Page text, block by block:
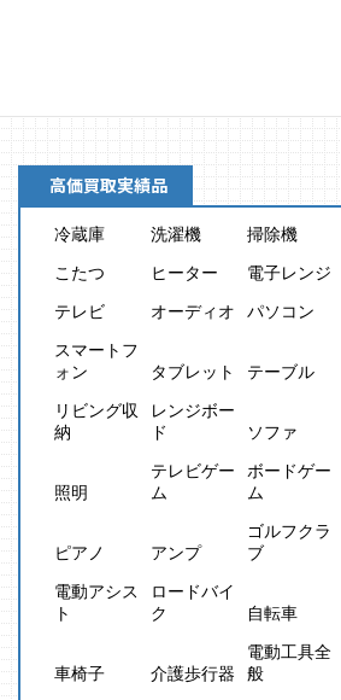
高価買取実績品
冷蔵庫 洗濯機 掃除機
こたつ
ヒーター 電子レンジ
テレビ
オーディオ パソコン
スマートフ
ォン
タブレット テーブル
リビング収
納
レンジボー
ド
ソファ
照明
テレビゲー
ム
ボードゲー
ム
ピアノ アンプ
ゴルフクラ
ブ
電動アシス
ト
ロードバイ
ク
自転車
車椅子 介護歩行器
電動工具全
般